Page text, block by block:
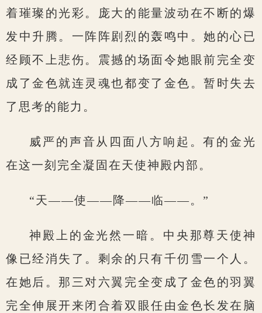
着璀璨的光彩。庞大的能量波动在不断的爆
发中升腾。一阵阵剧烈的轰鸣中。她的心已
经顾不上悲伤。震撼的场面令她眼前完全变
成了金色就连灵魂也都变了金色。暂时失去
了思考的能力。
威严的声音从四面八方响起。有的金光
在这一刻完全凝固在天使神殿内部。
“天——使——降——临——。”
神殿上的金光然一暗。中央那尊天使神
像已经消失了。剩余的只有千仞雪一个人。
在她后。那三对六翼完全变成了金色的羽翼
完全伸展开来闭合着双眼任由金色长发在脑